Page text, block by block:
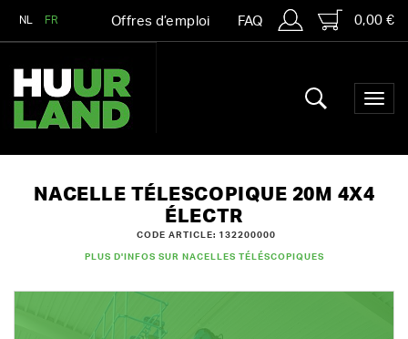
NL FR Offres d’emploi FAQ 0,00 €
NACELLE TÉLESCOPIQUE 20M 4X4
ÉLECTR
CODE ARTICLE: 132200000
PLUS D'INFOS SUR NACELLES TÉLÉSCOPIQUES